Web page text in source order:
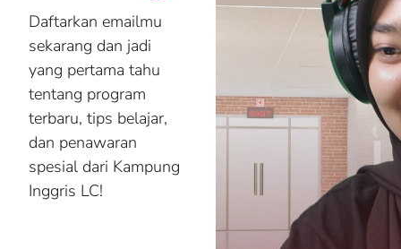
Daftarkan emailmu
sekarang dan jadi
yang pertama tahu
tentang program
terbaru, tips belajar,
dan penawaran
spesial dari Kampung
Inggris LC!